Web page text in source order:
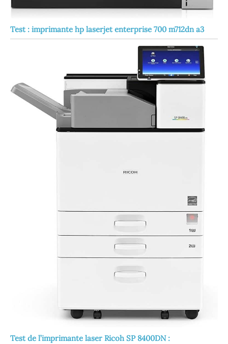
Test : imprimante hp laserjet enterprise 700 m712dn a3
Test de l’imprimante laser Ricoh SP 8400DN :